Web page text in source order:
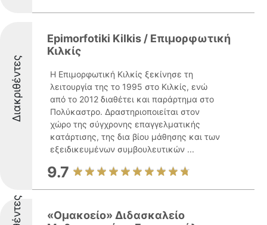
Διακριθέντες
Epimorfotiki Kilkis / Επιμορφωτική
Κιλκίς
Η Επιμορφωτική Κιλκίς ξεκίνησε τη
λειτουργία της το 1995 στο Κιλκίς, ενώ
από το 2012 διαθέτει και παράρτημα στο
Πολύκαστρο. Δραστηριοποιείται στον
χώρο της σύγχρονης επαγγελματικής
κατάρτισης, της δια βίου μάθησης και των
εξειδικευμένων συμβουλευτικών ...
9.7
«Ομακοείο» Διδασκαλείο